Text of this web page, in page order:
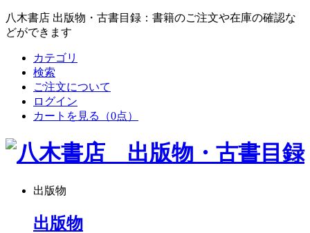
八木書店 出版物・古書目録：書籍のご注文や在庫の確認な
どができます
カテゴリ
検索
ご注文について
ログイン
カートを見る
（0点）
出版物
出版物